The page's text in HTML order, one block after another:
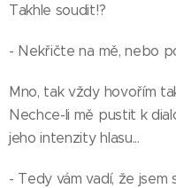
Takhle soudit!?
- Nekřičte na mě, nebo
Mno, tak vždy hovořím
Nechce-li mě pustit k
jeho intenzity hlasu...
- Tedy vám vadí, že jsem